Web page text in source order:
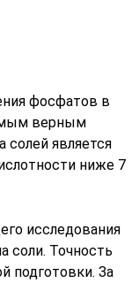
фосфатов в
верным
солей является
ниже 7
исследования
соли. Точность
подготовки. За